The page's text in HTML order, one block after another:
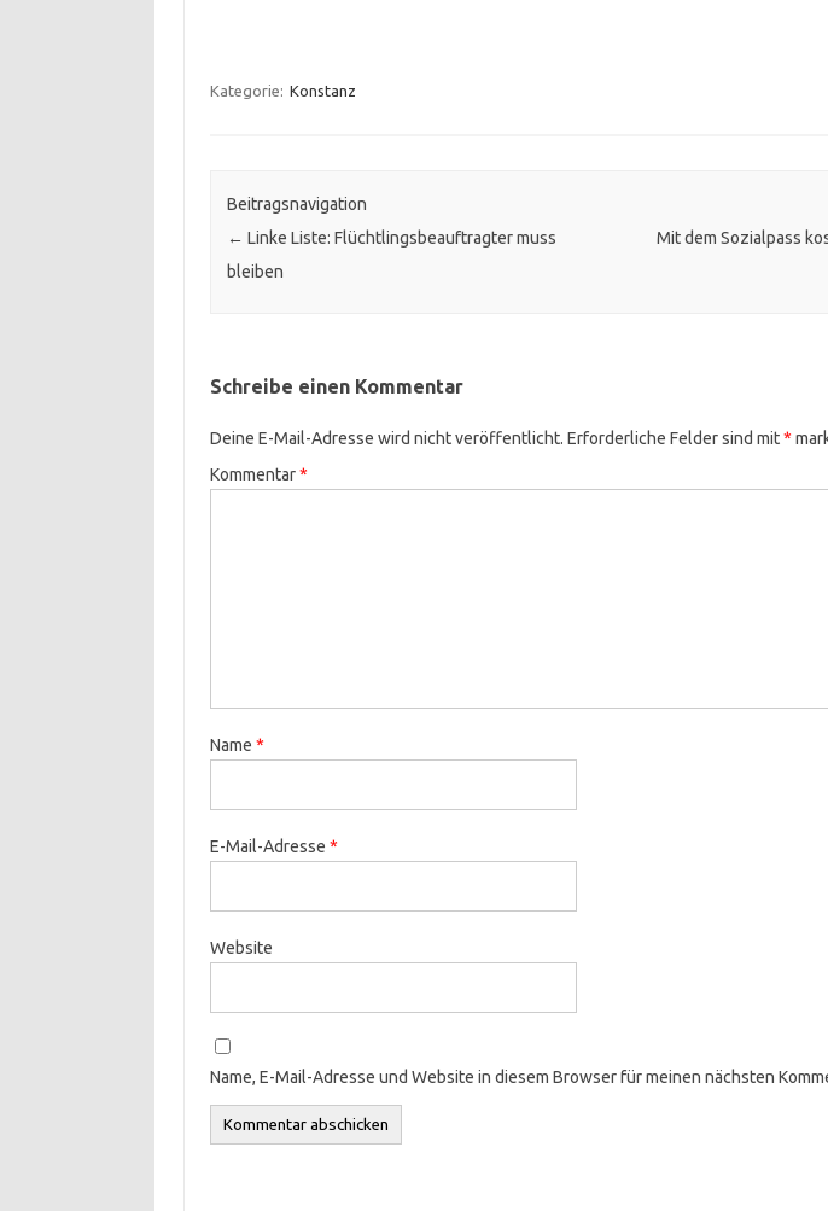
Kategorie: Konstanz
Beitragsnavigation
← Linke Liste: Flüchtlingsbeauftragter muss
bleiben
Mit dem Sozialpass
Schreibe einen Kommentar
Deine E-Mail-Adresse wird nicht veröffentlicht. Erforderliche Felder sind mit*
Kommentar*
Name *
E-Mail-Adresse *
Website
Name, E-Mail-Adresse und Website in diesem Browser für meinen nächsten